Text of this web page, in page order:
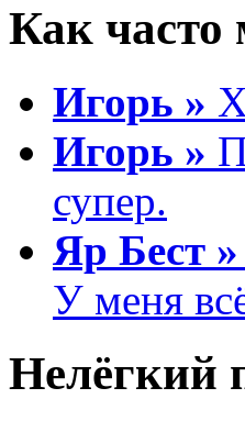
Как часто
Игорь »
Игорь »
супер.
Яр Бест »
У меня
Нелёгкий